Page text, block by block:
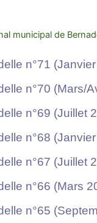
municipal de
n°71
n°70 (Mars/
n°69 (Juillet
n°68
n°67 (Juillet
n°66 (Mars
n°65